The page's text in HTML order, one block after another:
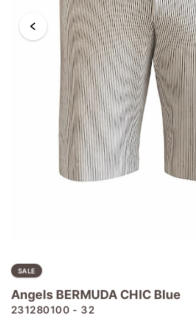
SALE
Angels BERMUDA CHIC Blue
231280100 - 32